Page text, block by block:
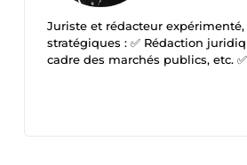
Juriste et rédacteur
stratégiques : ✅ Rédaction
cadre des marchés publics, etc.
&amp; 2), mise en valeur des
stage, etc. ✅ Rédaction web
crédibilité en ligne. 💡 Ma